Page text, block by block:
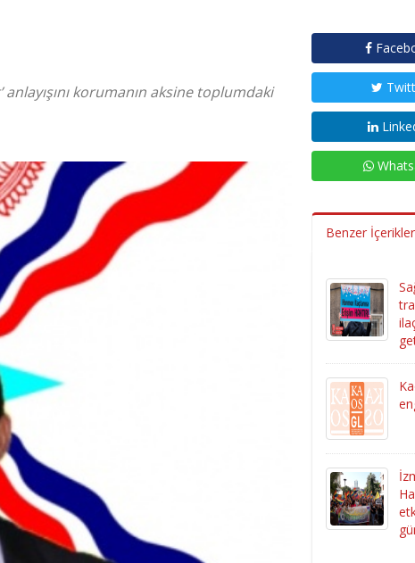
anlayışını korumanın aksine toplumdaki
Benzer İçerikler